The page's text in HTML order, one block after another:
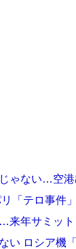
ゃない…空
「テロ事件
来年サミッ
い ロシア機